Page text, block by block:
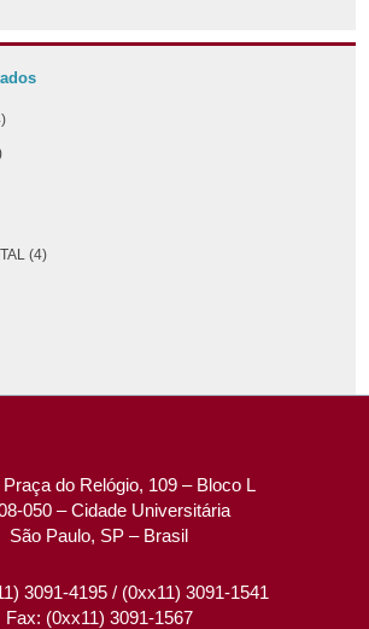
(4)
Praça do Relógio, 109 – Bloco L
050 – Cidade Universitária
São Paulo, SP – Brasil
3091-4195 / (0xx11) 3091-1541
Fax: (0xx11) 3091-1567